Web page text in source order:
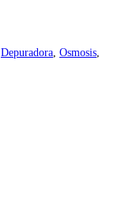
Depuradora Osmosis